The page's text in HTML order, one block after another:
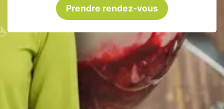
Prendre rendez-vous